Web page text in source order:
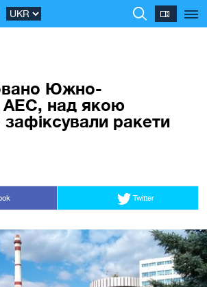
Южно-
АЕС, над якою
ракети
Twitter